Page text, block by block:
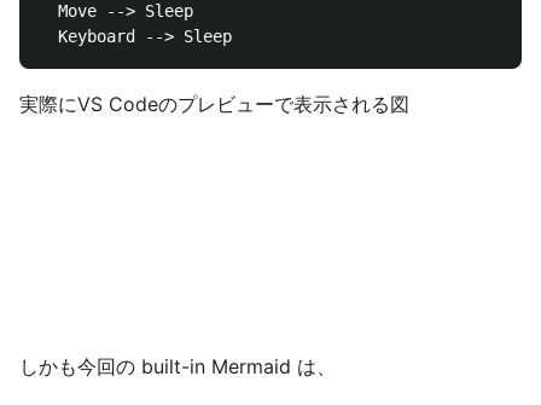
  Move --> Sleep
実際にVS Codeのプレビューで表示される図
しかも今回の built-in Mermaid は、